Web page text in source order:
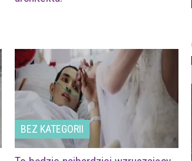
BEZ KATEGORII